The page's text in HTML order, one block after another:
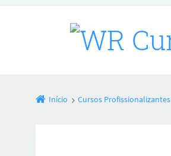
Início Cursos Profissionalizantes